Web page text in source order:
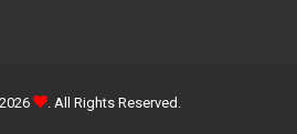
. All Rights Reserved.